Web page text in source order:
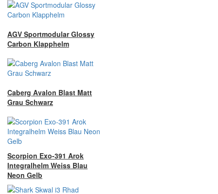
AGV Sportmodular Glossy
Carbon Klapphelm
Caberg Avalon Blast Matt
Grau Schwarz
Scorpion Exo-391 Arok
Integralhelm Weiss Blau
Neon Gelb